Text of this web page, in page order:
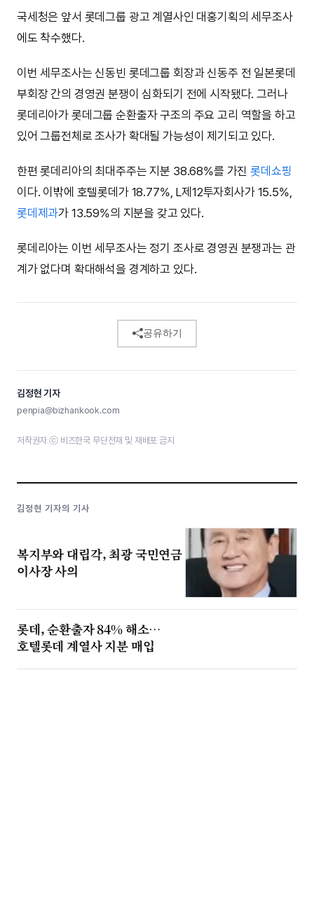
국세청은 앞서 롯데그룹 광고 계열사인 대홍기획의 세무조사
에도 착수했다.
이번 세무조사는 신동빈 롯데그룹 회장과 신동주 전 일본롯데
부회장 간의 경영권 분쟁이 심화되기 전에 시작됐다. 그러나
롯데리아가 롯데그룹 순환출자 구조의 주요 고리 역할을 하고
있어 그룹전체로 조사가 확대될 가능성이 제기되고 있다.
한편 롯데리아의 최대주주는 지분 38.68%를 가진롯데쇼핑
이다. 이밖에 호텔롯데가 18.77%, L제12투자회사가 15.5%,
롯데제과가 13.59%의 지분을 갖고 있다.
롯데리아는 이번 세무조사는 정기 조사로 경영권 분쟁과는 관
계가 없다며 확대해석을 경계하고 있다.
공유하기
김정현 기자
penpia@bizhankook.com
저작권자 ⓒ 비즈한국 무단전재 및 재배포 금지
김정현 기자의 기사
복지부와 대립각, 최광 국민연금
이사장 사의
롯데, 순환출자 84% 해소…
호텔롯데 계열사 지분 매입